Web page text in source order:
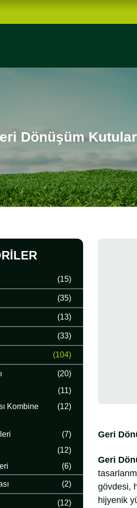
Dönüşüm
(15)
(35)
(13)
(33)
(104)
(20)
(11)
Kombine
(12)
(7)
(12)
(6)
(2)
(12)
Geri
Geri
gövdesi,
hijyenik